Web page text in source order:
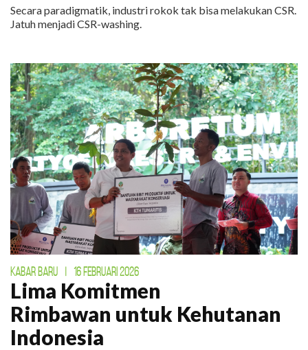
Secara paradigmatik, industri rokok tak bisa melakukan CSR.
Jatuh menjadi CSR-washing.
KABAR BARU | 16 FEBRUARI 2026
Lima Komitmen
Rimbawan untuk Kehutanan
Indonesia